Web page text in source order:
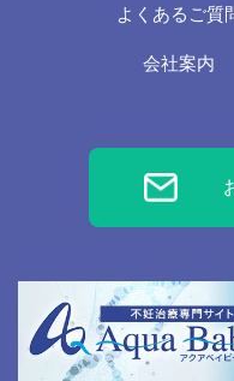
よくあるご質
会社案内